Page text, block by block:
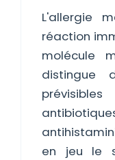
L'allergie
réaction
molécule
distingue
en jeu le